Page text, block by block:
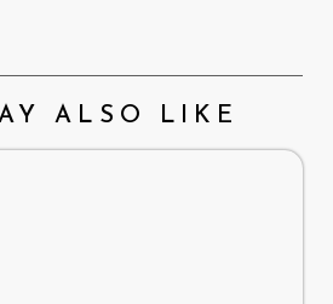
ALSO LIKE